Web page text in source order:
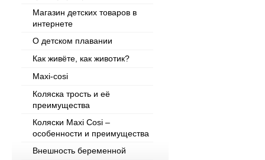
Магазин детских товаров в
интернете
О детском плавании
Как живёте, как животик?
Maxi-cosi
Коляска трость и её
преимущества
Коляски Maxi Cosi –
особенности и преимущества
Внешность беременной